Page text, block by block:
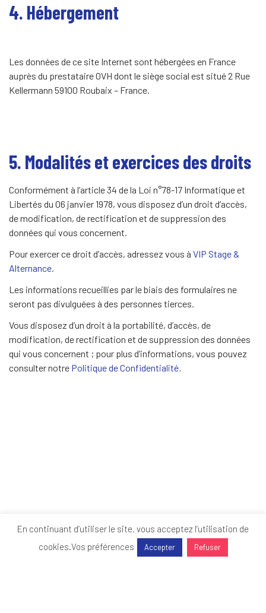
4. Hébergement
Les données de ce site Internet sont hébergées en France
auprès du prestataire OVH dont le siège social est situé 2 Rue
Kellermann 59100 Roubaix – France.
5. Modalités et exercices des droits
Conformément à l’article 34 de la Loi n°78-17 Informatique et
Libertés du 06 janvier 1978, vous disposez d’un droit d’accès,
de modification, de rectification et de suppression des
données qui vous concernent.
Pour exercer ce droit d’accès, adressez vous à VIP Stage &
Alternance.
Les informations recueillies par le biais des formulaires ne
seront pas divulguées à des personnes tierces.
Vous disposez d’un droit à la portabilité, d’accès, de
modification, de rectification et de suppression des données
qui vous concernent ; pour plus d’informations, vous pouvez
consulter notre Politique de Confidentialité.
En continuant d’utiliser le site, vous acceptez l’utilisation de
cookies.Vos préférences Accepter Refuser